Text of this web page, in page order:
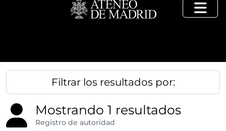
Filtrar los resultados por:
Mostrando 1 resultados
Registro de autoridad